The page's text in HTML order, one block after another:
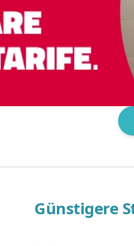
Günstigere